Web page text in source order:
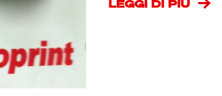
LEGGI DI PIÙ